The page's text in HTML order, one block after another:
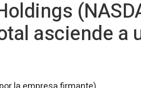
asciende a